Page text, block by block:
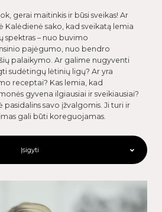
gerai maitinkis ir būsi sveikas! Ar
Kalėdienė sako, kad sveikatą lemia
spektras – nuo buvimo
pajėgumo, nuo bendro
palaikymo. Ar galime nugyventi
sudėtingų lėtinių ligų? Ar yra
receptai? Kas lemia, kad
gyvena ilgiausiai ir sveikiausiai?
savo įžvalgomis. Ji turi ir
gali būti koreguojamas.
Įsigyti